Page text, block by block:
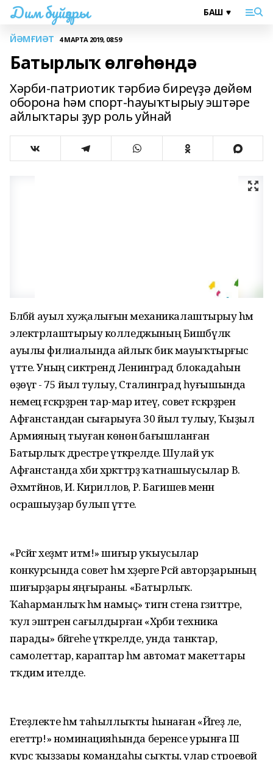
Дим буйҙары
ЙӘМҒИӘТ 4 МАРТА 2019, 08:59
Батырлыҡ өлгөһөндә
Хәрби-патриотик тәрбиә биреүҙә дөйөм
оборона hәм спорт-һауыҡтырыу эштәре
айлыҡтары ҙур роль уйнай
Бәләбәй ауыл хуҗалығын механикалаштырыу hәм
электрлаштырыу колледжының Бишбүләк
ауылы филиалында айлыҡ бик мауыҡтырғыс
үтте. Уның сиктәрендә Ленинград блокадаһын
өҙөүгә - 75 йыл тулыу, Сталинград һуғышында
немец ғәскәрҙәрен тар-мар итеү, совет ғәскәрҙәрен
Афғанстандан сығарыуға 30 йыл тулыу, Ҡыҙыл
Армияның тыуған көнөнә бағышланған
Батырлыҡ дәрестәре үткәрелде. Шулай уҡ
Афғанстанда хәби хәрәкәттәрҙә ҡатнашыусылар В.
Әхмәтйәнов, И. Кириллов, Р. Багишев менән
осрашыуҙар булып үтте.
«Рәсәйгә хеҙмәт итәм!» шиғыр уҡыусылар
конкурсында совет hәм хәҙерге Рәсәй авторҙарының
шиғырҙары яңғыраны. «Батырлыҡ.
Ҡаһарманлыҡ hәм намыҫ» тигән стена гәзиттәре,
ҡул эштәрен сағылдырған «Хәрби техника
парады» бәйгеһе үткәрелде, унда танктар,
самолеттар, караптар hәм автомат макеттары
тәҡдим ителде.
Етеҙлекте һәм таһыллыҡты һынаған «Йәгеҙ әле,
егеттәр!» номинацияһында беренсе урынға III
курс ҡыҙҙары командаһы сыҡты, улар строевой